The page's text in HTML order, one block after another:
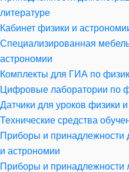
литературе
Кабинет физики и
Специализированная
астрономии
Комплекты для ГИА по
Цифровые лаборатории по
Датчики для уроков физики
Технические средства
Приборы и принадлежности
и астрономии
Приборы и принадлежности